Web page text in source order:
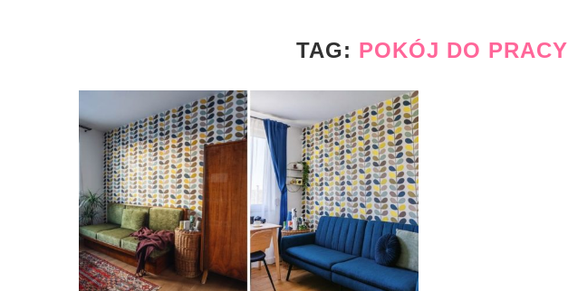
TAG: POKÓJ DO PRACY